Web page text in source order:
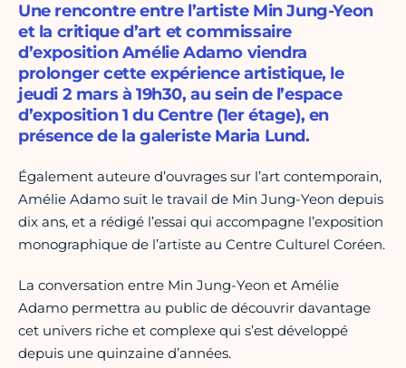
Une rencontre entre l’artiste Min Jung-Yeon
et la critique d’art et commissaire
d’exposition Amélie Adamo viendra
prolonger cette expérience artistique, le
jeudi 2 mars à 19h30, au sein de l’espace
d’exposition 1 du Centre (1er étage), en
présence de la galeriste Maria Lund.
Également auteure d’ouvrages sur l’art contemporain,
Amélie Adamo suit le travail de Min Jung-Yeon depuis
dix ans, et a rédigé l’essai qui accompagne l’exposition
monographique de l’artiste au Centre Culturel Coréen.
La conversation entre Min Jung-Yeon et Amélie
Adamo permettra au public de découvrir davantage
cet univers riche et complexe qui s’est développé
depuis une quinzaine d’années.